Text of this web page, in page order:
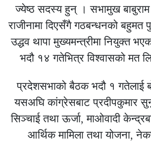
ज्येष्ठ सदस्य हुन् । सभामुख बाबुराम
राजीनामा दिएसँगै गठबन्धनको बहुमत
उद्धव थापा मुख्यमन्त्रीमा नियुक्त
भदौ १४ गतेभित्र विश्वासको मत
प्रदेशसभाको बैठक भदौ १ गतेलाई
यसअघि कांग्रेसबाट प्रदीपकुमार
सिञ्चाई तथा ऊर्जा, माओवादी
आर्थिक मामिला तथा योजना,